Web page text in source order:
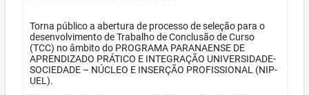
Torna público a abertura de processo de seleção para o
desenvolvimento de Trabalho de Conclusão de Curso
(TCC) no âmbito do PROGRAMA PARANAENSE DE
APRENDIZADO PRÁTICO E INTEGRAÇÃO UNIVERSIDADE-
SOCIEDADE – NÚCLEO E INSERÇÃO PROFISSIONAL (NIP-
UEL).